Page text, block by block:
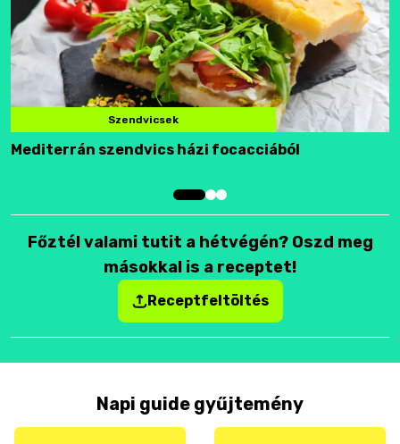
Szendvicsek
Mediterrán szendvics házi focacciából
Főztél valami tutit a hétvégén? Oszd meg
másokkal is a receptet!
Receptfeltöltés
Napi guide gyűjtemény